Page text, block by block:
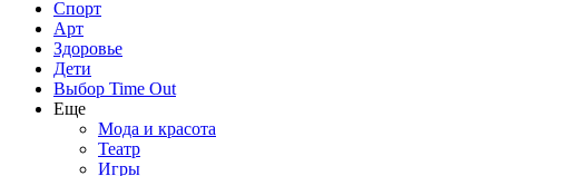
Спорт
Арт
Здоровье
Дети
Выбор Time Out
Еще
Мода и красота
Театр
Игры